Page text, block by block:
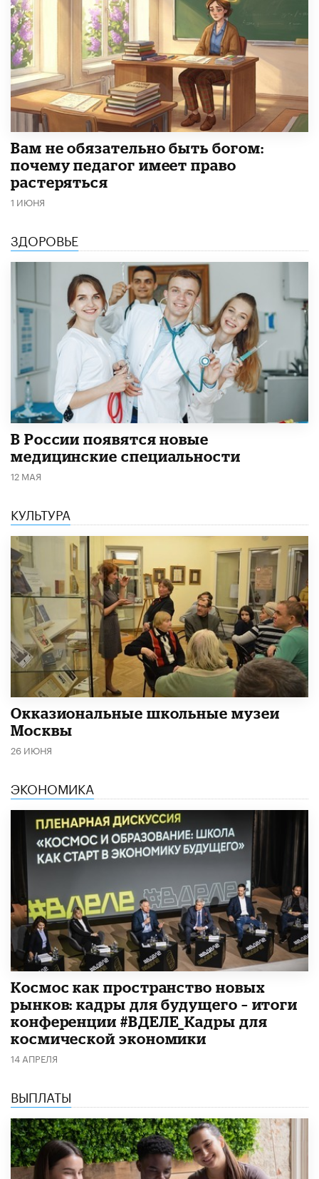
​Вам не обязательно быть богом:
почему педагог имеет право
растеряться
1 ИЮНЯ
ЗДОРОВЬЕ
В России появятся новые
медицинские специальности
12 МАЯ
КУЛЬТУРА
​Окказиональные школьные музеи
Москвы
26 ИЮНЯ
ЭКОНОМИКА
Космос как пространство новых
рынков: кадры для будущего – итоги
конференции #ВДЕЛЕ_Кадры для
космической экономики
14 АПРЕЛЯ
ВЫПЛАТЫ